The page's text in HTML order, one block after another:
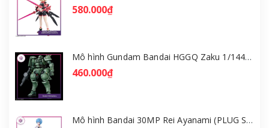
580.000₫
Mô hình Gundam Bandai HGGQ Zaku 1/144 – MSG GQuuuuuuX [GDB] [BHG]
460.000₫
Mô hình Bandai 30MP Rei Ayanami (PLUG SUIT Ver.) – Evangelion [GDB] [30MP]